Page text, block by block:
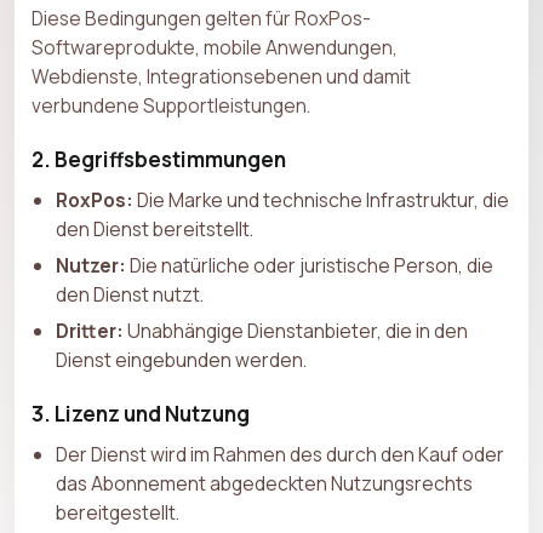
Diese Bedingungen gelten für RoxPos-
Softwareprodukte, mobile Anwendungen,
Webdienste, Integrationsebenen und damit
verbundene Supportleistungen.
2. Begriffsbestimmungen
RoxPos: Die Marke und technische Infrastruktur, die
den Dienst bereitstellt.
Nutzer: Die natürliche oder juristische Person, die
den Dienst nutzt.
Dritter: Unabhängige Dienstanbieter, die in den
Dienst eingebunden werden.
3. Lizenz und Nutzung
Der Dienst wird im Rahmen des durch den Kauf oder
das Abonnement abgedeckten Nutzungsrechts
bereitgestellt.